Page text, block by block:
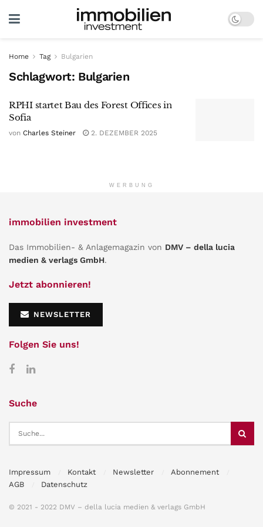
Home Tag Bulgarien
Schlagwort: Bulgarien
RPHI startet Bau des Forest Offices in
Sofia
von Charles Steiner 2. DEZEMBER 2025
WERBUNG
immobilien investment
Das Immobilien- & Anlagemagazin von DMV – della lucia
medien & verlags GmbH.
Jetzt abonnieren!
NEWSLETTER
Folgen Sie uns!
Suche
Impressum Kontakt Newsletter
Abonnement
AGB
Datenschutz
© 2021 - 2022 DMV – della lucia medien & verlags GmbH